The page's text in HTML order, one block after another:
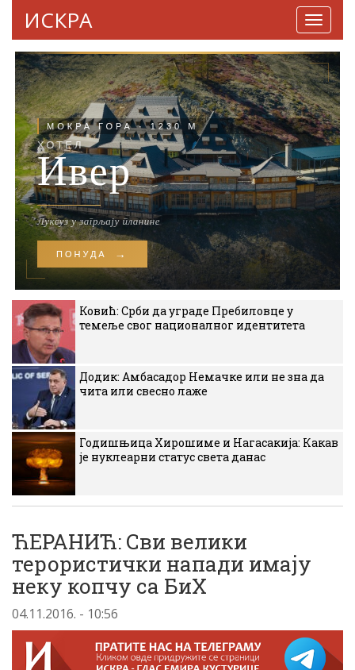
ИСКРА
Ковић: Срби да уграде Пребиловце у
темеље свог националног идентитета
Додик: Амбасадор Немачке или не зна да
чита или свесно лаже
Годишњица Хирошиме и Нагасакија: Какав
је нуклеарни статус света данас
ЋЕРАНИЋ: Сви велики
терористички напади имају
неку копчу са БиХ
04.11.2016. - 10:56